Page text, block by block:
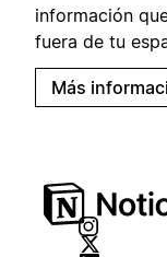
información
fuera de tu
Más